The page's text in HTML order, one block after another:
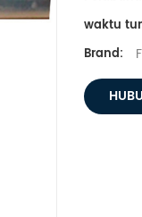
waktu
Brand: